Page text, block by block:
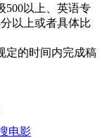
500以上、英语专
以上或者具体比
定的时间内完成稿
电影